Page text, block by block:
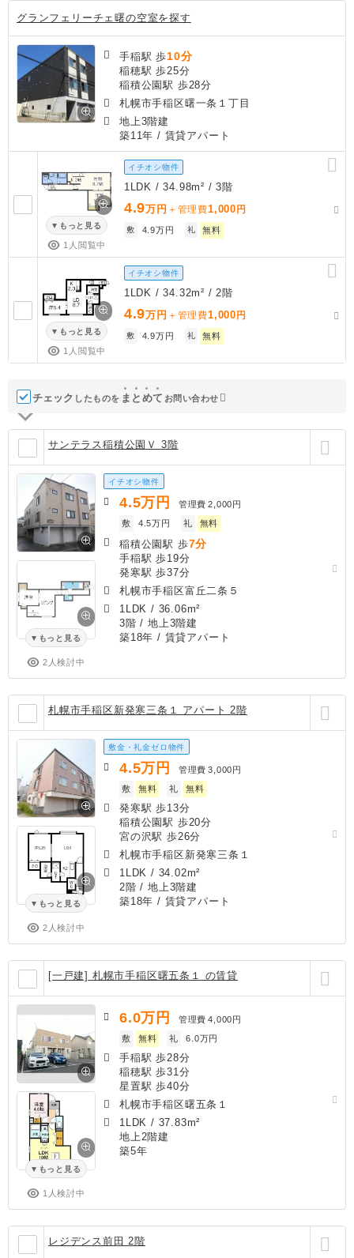
グランフェリーチェ曙の空室を探す
手稲駅 歩10分
稲穂駅 歩25分
稲積公園駅 歩28分
札幌市手稲区曙一条１丁目
地上3階建
築11年 / 賃貸アパート
もっと見る
1人閲覧中
イチオシ物件
1LDK / 34.98m² / 3階
4.9万円 ＋管理費1,000 円
敷 4.9万円 礼 無料
もっと見る
1人閲覧中
イチオシ物件
1LDK / 34.32m² / 2階
4.9万円 ＋管理費1,000 円
敷 4.9万円 礼 無料
チェック したものを ま と めて お問い合わせ
サンテラス稲積公園Ｖ 3階
もっと見る
2人検討中
イチオシ物件
4.5万円 管理費 2,000円
敷
4.5万円 礼 無料
稲積公園駅 歩7分
手稲駅 歩19分
発寒駅 歩37分
札幌市手稲区富丘二条５
1LDK / 36.06m²
3階 / 地上3階建
築18年 / 賃貸アパート
札幌市手稲区新発寒三条１ アパート 2階
もっと見る
2人検討中
敷金・礼金ゼロ物件
4.5万円 管理費 3,000円
敷
無料 礼 無料
発寒駅 歩13分
稲積公園駅 歩20分
宮の沢駅 歩26分
札幌市手稲区新発寒三条１
1LDK / 34.02m²
2階 / 地上3階建
築18年 / 賃貸アパート
[一戸建] 札幌市手稲区曙五条１ の賃貸
もっと見る
1人検討中
6.0万円 管理費 4,000円
敷
無料 礼 6.0万円
手稲駅 歩28分
稲穂駅 歩31分
星置駅 歩40分
札幌市手稲区曙五条１
1LDK / 37.83m²
地上2階建
築5年
レジデンス前田 2階